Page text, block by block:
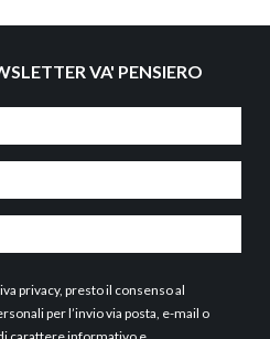
VA' PENSIERO
privacy, presto il consenso al
per l’invio via posta, e-mail o